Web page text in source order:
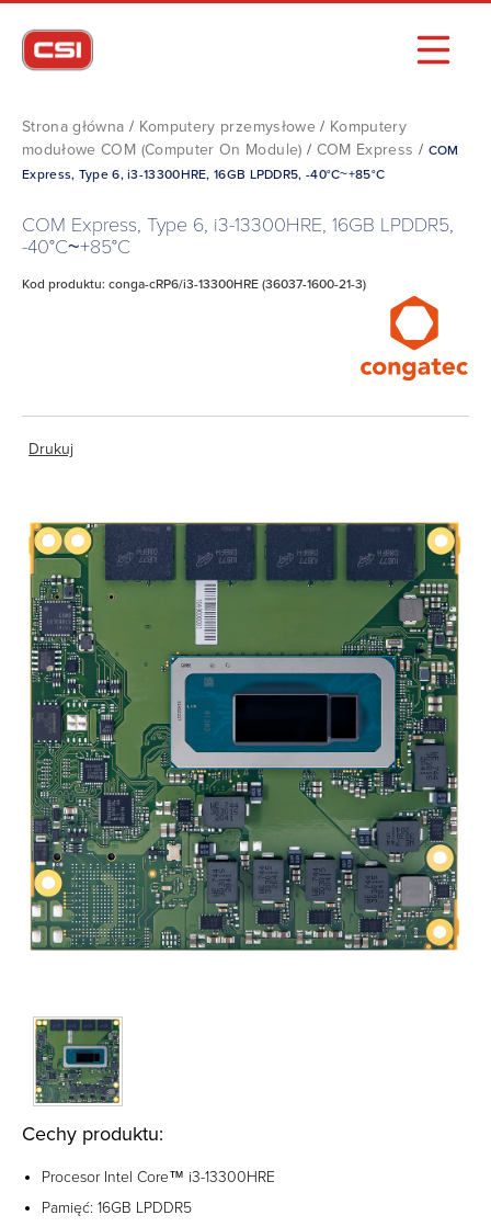
Strona główna / Komputery przemysłowe / Komputery
modułowe COM (Computer On Module) / COM Express / COM
Express, Type 6, i3-13300HRE, 16GB LPDDR5, -40°C~+85°C
COM Express, Type 6, i3-13300HRE, 16GB LPDDR5,
-40°C~+85°C
Kod produktu: conga-cRP6/i3-13300HRE (36037-1600-21-3)
Drukuj
Cechy produktu:
Procesor Intel Core™ i3-13300HRE
Pamięć: 16GB LPDDR5